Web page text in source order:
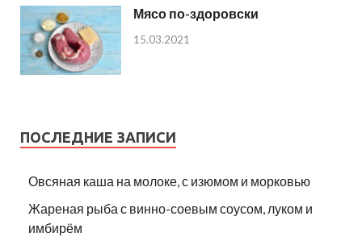
Мясо по-здоровски
15.03.2021
ПОСЛЕДНИЕ ЗАПИСИ
Овсяная каша на молоке, с изюмом и морковью
Жареная рыба с винно-соевым соусом, луком и
имбирём